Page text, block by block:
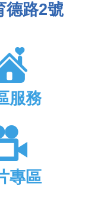
德路2號
服務
專區